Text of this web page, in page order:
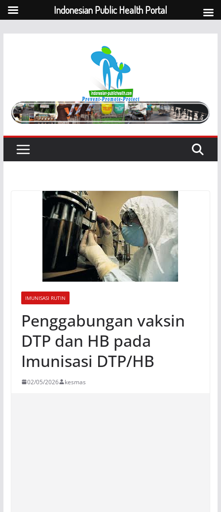
IMUNISASI RUTIN
Penggabungan vaksin
DTP dan HB pada
Imunisasi DTP/HB
02/05/2026 kesmas
Indonesian Public Health Portal